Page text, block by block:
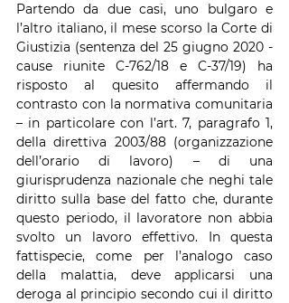
Partendo da due casi, uno bulgaro e
l’altro italiano, il mese scorso la Corte di
Giustizia (sentenza del 25 giugno 2020 -
cause riunite C-762/18 e C-37/19) ha
risposto al quesito affermando il
contrasto con la normativa comunitaria
– in particolare con l’art. 7, paragrafo 1,
della direttiva 2003/88 (organizzazione
dell’orario di lavoro) – di una
giurisprudenza nazionale che neghi tale
diritto sulla base del fatto che, durante
questo periodo, il lavoratore non abbia
svolto un lavoro effettivo. In questa
fattispecie, come per l’analogo caso
della malattia, deve applicarsi una
deroga al principio secondo cui il diritto